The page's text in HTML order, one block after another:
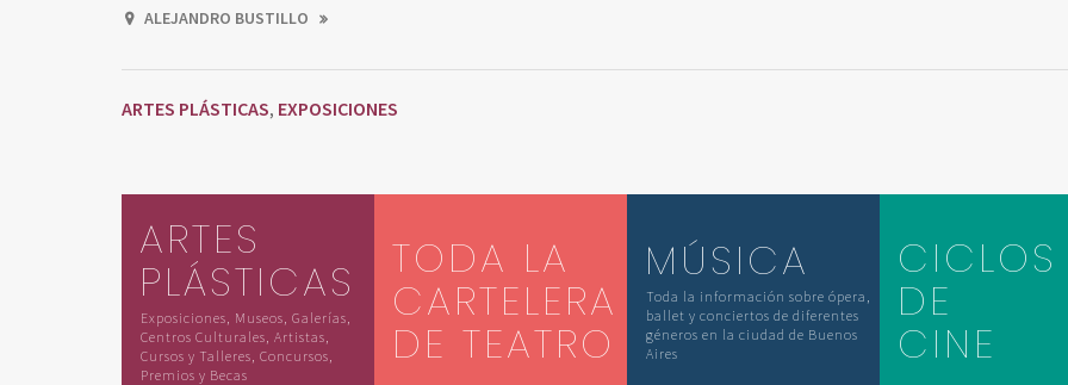
ALEJANDRO BUSTILLO
ARTES PLÁSTICAS, EXPOSICIONES
ARTES
PLÁSTICAS
Exposiciones, Museos, Galerías,
Centros Culturales, Artistas,
Cursos y Talleres, Concursos,
Premios y Becas
TODA LA
CARTELERA
DE TEATRO
MÚSICA
Toda la información sobre ópera,
ballet y conciertos de diferentes
géneros en la ciudad de Buenos
Aires
CICLOS
DE
CINE